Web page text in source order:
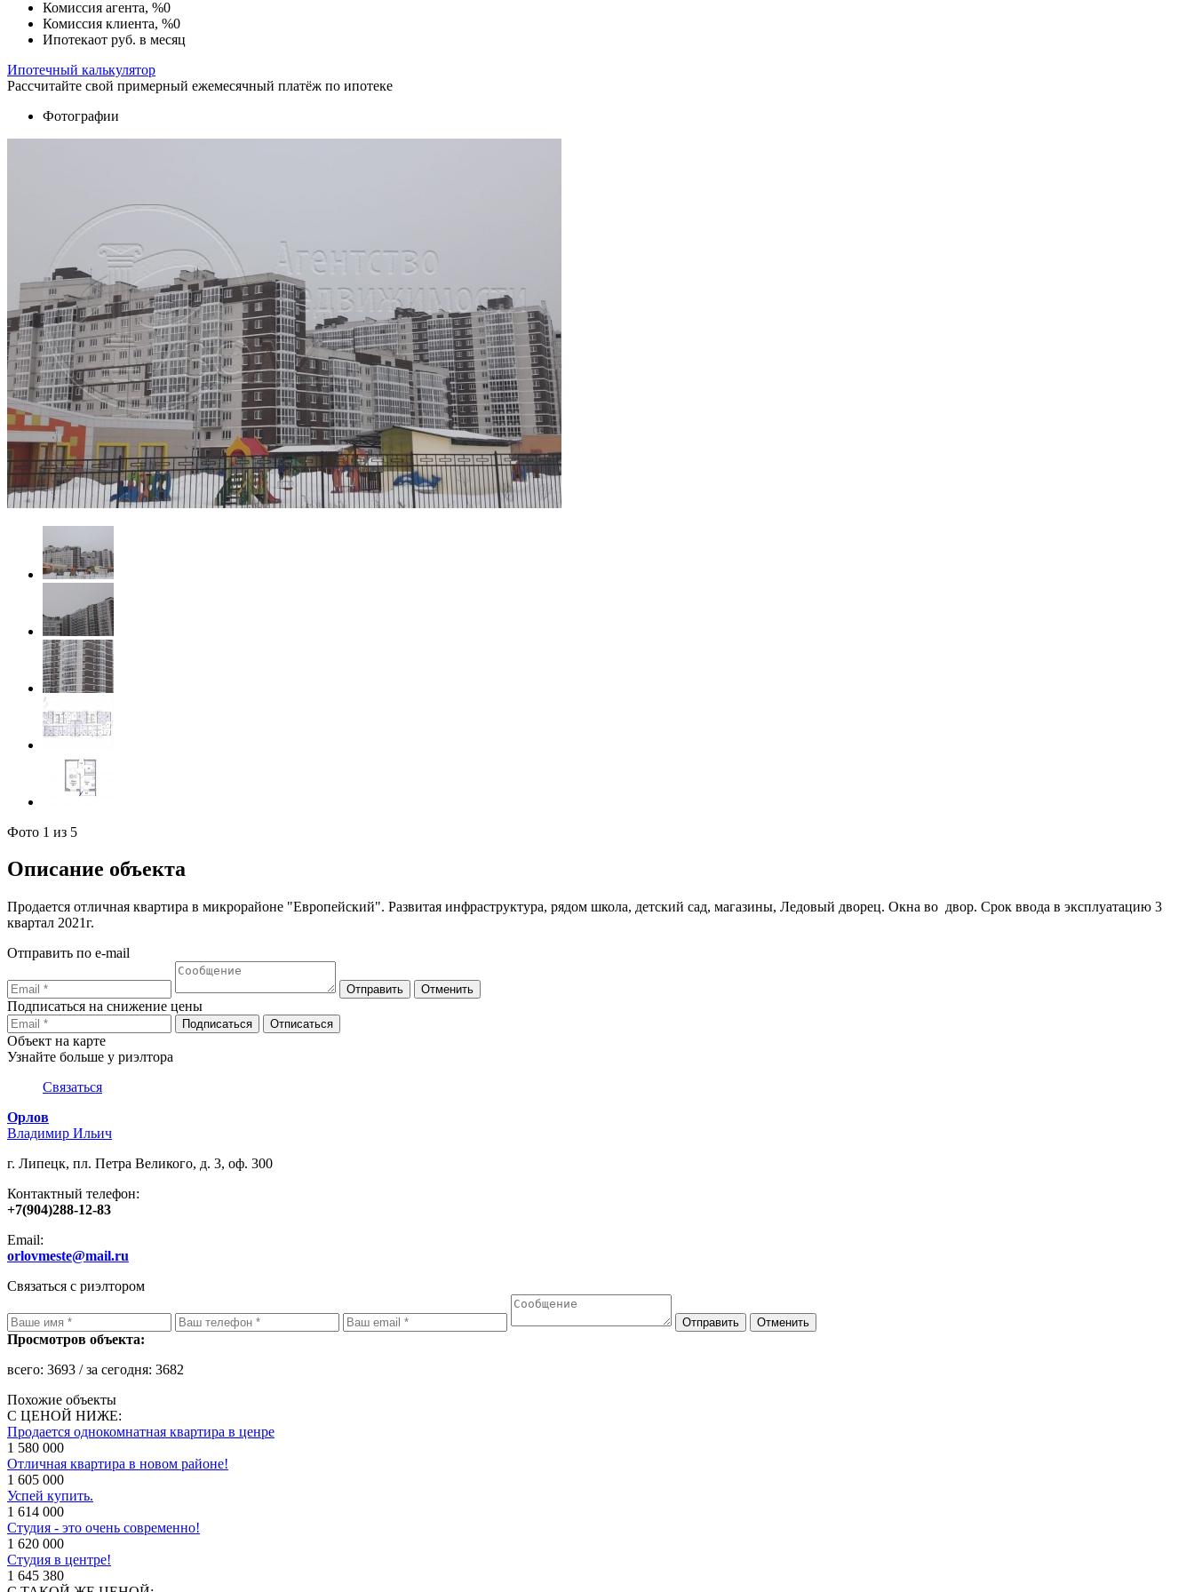
Комиссия агента, %0
Комиссия клиента, %0
Ипотекаот руб. в месяц
Ипотечный калькулятор
Рассчитайте свой примерный ежемесячный платёж по ипотеке
Фотографии
Фото 1 из 5
Описание объекта
Продается отличная квартира в микрорайоне "Европейский". Развитая инфраструктура, рядом школа, детский сад, магазины, Ледовый дворец. Окна во двор. Срок ввода в эксплуатацию 3
квартал 2021г.
Отправить по e-mail
Подписаться на снижение цены
Объект на карте
Узнайте больше у риэлтора
Связаться
Орлов
Владимир Ильич
г. Липецк, пл. Петра Великого, д. 3, оф. 300
Контактный телефон:
+7(904)288-12-83
Email:
orlovmeste@mail.ru
Связаться с риэлтором
Просмотров объекта:
всего: 3693 / за сегодня: 3682
Похожие объекты
С ЦЕНОЙ НИЖЕ:
Продается однокомнатная квартира в ценре
1 580 000
Отличная квартира в новом районе!
1 605 000
Успей купить.
1 614 000
Студия - это очень современно!
1 620 000
Студия в центре!
1 645 380